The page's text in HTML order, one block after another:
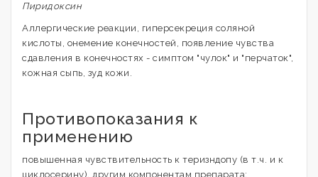
Пиридоксин
Аллергические реакции, гиперсекреция соляной
кислоты, онемение конечностей, появление чувства
сдавления в конечностях - симптом "чулок" и "перчаток",
кожная сыпь, зуд кожи.
Противопоказания к
применению
повышенная чувствительность к теризндопу (в т.ч. и к
циклосерину), другим компонентам препарата;